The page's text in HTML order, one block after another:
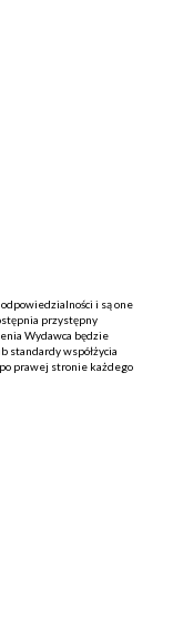
i są one
przystępny
Wydawca będzie
standardy współżycia
prawej stronie każdego